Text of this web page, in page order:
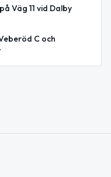
Väg 11 vid Dalby
C och